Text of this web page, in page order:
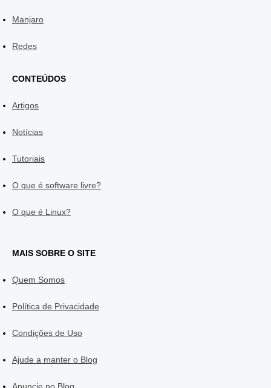
Manjaro
Redes
CONTEÚDOS
Artigos
Notícias
Tutoriais
O que é software livre?
O que é Linux?
MAIS SOBRE O SITE
Quem Somos
Política de Privacidade
Condições de Uso
Ajude a manter o Blog